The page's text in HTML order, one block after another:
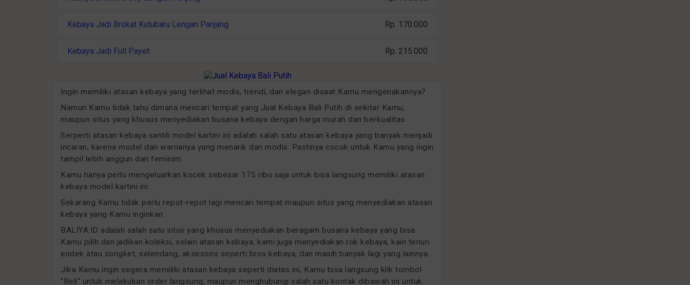
Kebaya Jadi Brokat Kutubaru Lengan Panjang Rp. 170.000
Kebaya Jadi Full Payet Rp. 215.000
Ingin memiliki atasan kebaya yang terlihat modis, trendi, dan elegan disaat Kamu mengenakannya?
Namun Kamu tidak tahu dimana mencari tempat yang Jual Kebaya Bali Putih di sekitar Kamu,
maupun situs yang khusus menyediakan busana kebaya dengan harga murah dan berkualitas.
Serperti atasan kebaya santili model kartini ini adalah salah satu atasan kebaya yang banyak menjadi
incaran, karena model dan warnanya yang menarik dan modis. Pastinya cocok untuk Kamu yang ingin
tampil lebih anggun dan feminim.
Kamu hanya perlu mengeluarkan kocek sebesar 175 ribu saja untuk bisa langsung memiliki atasan
kebaya model kartini ini.
Sekarang Kamu tidak perlu repot-repot lagi mencari tempat maupun situs yang menyediakan atasan
kebaya yang Kamu inginkan.
BALIYA.ID adalah salah satu situs yang khusus menyediakan beragam busana kebaya yang bisa
Kamu pilih dan jadikan koleksi, selain atasan kebaya, kami juga menyediakan rok kebaya, kain tenun
endek atau songket, selendang, aksesoris seperti bros kebaya, dan masih banyak lagi yang lainnya.
Jika Kamu ingin segera memiliki atasan kebaya seperti diatas ini, Kamu bisa langsung klik tombol
"Beli" untuk melakukan order langsung, maupun menghubungi salah satu kontak dibawah ini untuk